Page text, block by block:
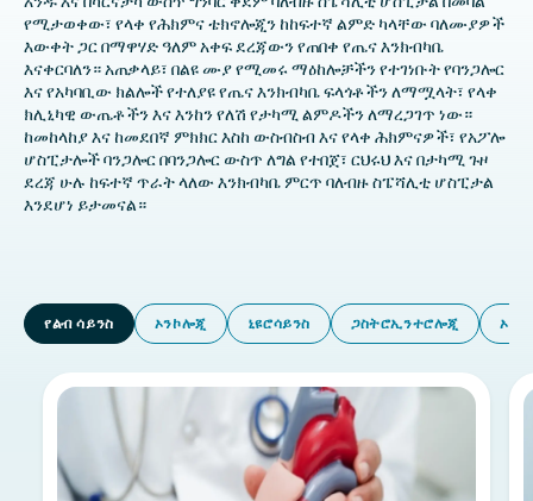
የሚታወቀው፣ የላቀ የሕክምና ቴክኖሎጂን ከከፍተኛ ልምድ ካላቸው ባለሙያዎች
እውቀት ጋር በማዋሃድ ዓለም አቀፍ ደረጃውን የጠበቀ የጤና እንክብካቤ
እናቀርባለን። አጠቃላይ፣ በልዩ ሙያ የሚመሩ ማዕከሎቻችን የተገነቡት የባንጋሎር
እና የአካባቢው ክልሎች የተለያዩ የጤና እንክብካቤ ፍላጎቶችን ለማሟላት፣ የላቀ
ክሊኒካዊ ውጤቶችን እና እንከን የለሽ የታካሚ ልምዶችን ለማረጋገጥ ነው።
ከመከላከያ እና ከመደበኛ ምክክር እስከ ውስብስብ እና የላቀ ሕክምናዎች፣ የአፖሎ
ሆስፒታሎች ባንጋሎር በባንጋሎር ውስጥ ለግል የተበጀ፣ ርህሩህ እና በታካሚ ጉዞ
ደረጃ ሁሉ ከፍተኛ ጥራት ላለው እንክብካቤ ምርጥ ባለብዙ ስፔሻሊቲ ሆስፒታል
እንደሆነ ይታመናል።
የልብ ሳይንስ ኦንኮሎጂ ኒዩሮሳይንስ ጋስትሮኢንተሮሎጂ